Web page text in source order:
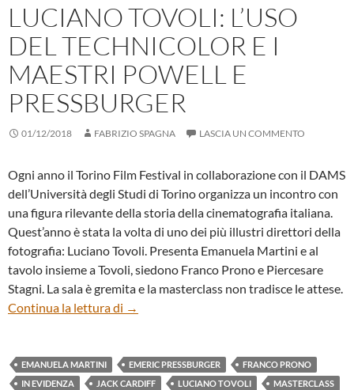
LUCIANO TOVOLI: L’USO
DEL TECHNICOLOR E I
MAESTRI POWELL E
PRESSBURGER
01/12/2018 FABRIZIO SPAGNA LASCIA UN COMMENTO
Ogni anno il Torino Film Festival in collaborazione con il DAMS
dell’Università degli Studi di Torino organizza un incontro con
una figura rilevante della storia della cinematografia italiana.
Quest’anno è stata la volta di uno dei più illustri direttori della
fotografia: Luciano Tovoli. Presenta Emanuela Martini e al
tavolo insieme a Tovoli, siedono Franco Prono e Piercesare
Stagni. La sala è gremita e la masterclass non tradisce le attese.
Continua la lettura di LUCIANO TOVOLI: L’USO DEL
→
EMANUELA MARTINI EMERIC PRESSBURGER
FRANCO PRONO
IN EVIDENZA
JACK CARDIFF LUCIANO TOVOLI
MASTERCLASS